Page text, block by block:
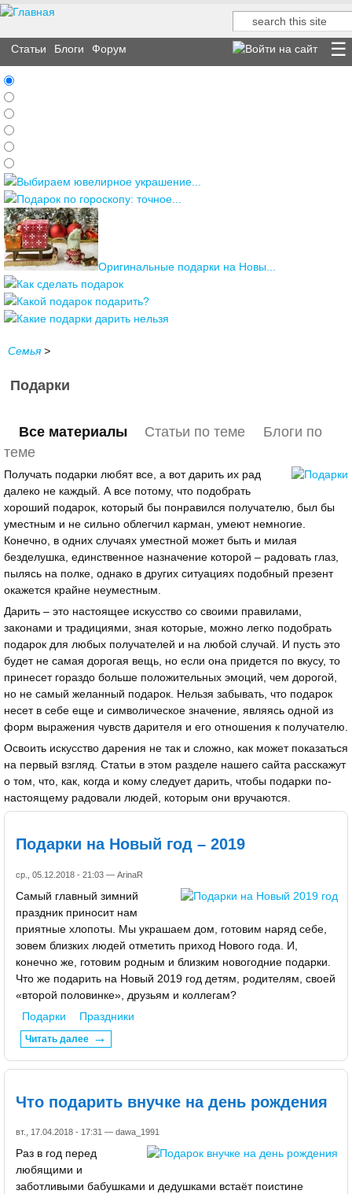
Форма поиска
Поиск
Статьи Блоги Форум
Выбираем ювелирное украшение...
Подарок по гороскопу: точное...
Оригинальные подарки на Новы...
Как сделать подарок
Какой подарок подарить?
Какие подарки дарить нельзя
Семья>
Подарки
Все материалы Статьи по теме
Блоги по
теме
Получать подарки любят все, а вот дарить их рад
далеко не каждый. А все потому, что подобрать
хороший подарок, который бы понравился получателю, был бы
уместным и не сильно облегчил карман, умеют немногие.
Конечно, в одних случаях уместной может быть и милая
безделушка, единственное назначение которой – радовать глаз,
пылясь на полке, однако в других ситуациях подобный презент
окажется крайне неуместным.
Дарить – это настоящее искусство со своими правилами,
законами и традициями, зная которые, можно легко подобрать
подарок для любых получателей и на любой случай. И пусть это
будет не самая дорогая вещь, но если она придется по вкусу, то
принесет гораздо больше положительных эмоций, чем дорогой,
но не самый желанный подарок. Нельзя забывать, что подарок
несет в себе еще и символическое значение, являясь одной из
форм выражения чувств дарителя и его отношения к получателю.
Освоить искусство дарения не так и сложно, как может показаться
на первый взгляд. Статьи в этом разделе нашего сайта расскажут
о том, что, как, когда и кому следует дарить, чтобы подарки по-
настоящему радовали людей, которым они вручаются.
Подарки на Новый год – 2019
ср., 05.12.2018 - 21:03 — ArinaR
Самый главный зимний
праздник приносит нам
приятные хлопоты. Мы украшаем дом, готовим наряд себе,
зовем близких людей отметить приход Нового года. И,
конечно же, готовим родным и близким новогодние подарки.
Что же подарить на Новый 2019 год детям, родителям, своей
«второй половинке», друзьям и коллегам?
Подарки
Праздники
Читать далее
Что подарить внучке на день рождения
вт., 17.04.2018 - 17:31 — dawa_1991
Раз в год перед
любящими и
заботливыми бабушками и дедушками встаёт поистине